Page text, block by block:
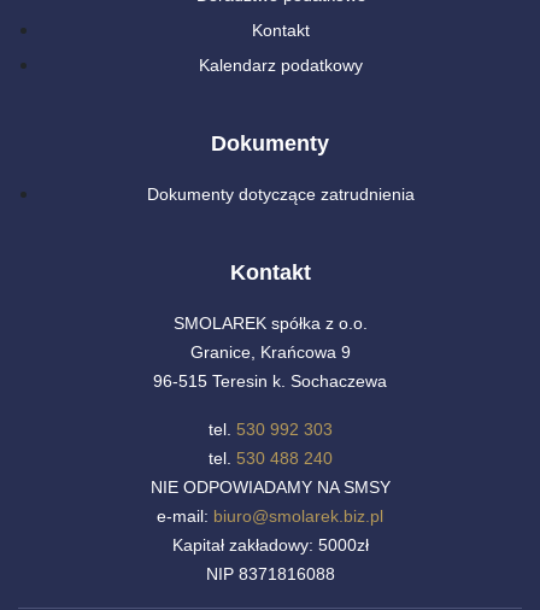
Kontakt
Kalendarz podatkowy
Dokumenty
Dokumenty dotyczące zatrudnienia
Kontakt
SMOLAREK spółka z o.o.
Granice, Krańcowa 9
96-515 Teresin k. Sochaczewa
tel. 530 992 303
tel. 530 488 240
NIE ODPOWIADAMY NA SMSY
e-mail: biuro@smolarek.biz.pl
Kapitał zakładowy: 5000zł
NIP 8371816088